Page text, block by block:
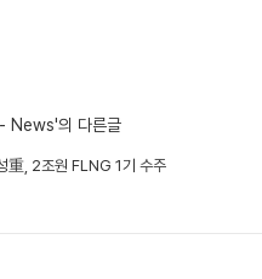
News'의 다른글
重, 2조원 FLNG 1기 수주